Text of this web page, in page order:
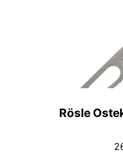
Rösle